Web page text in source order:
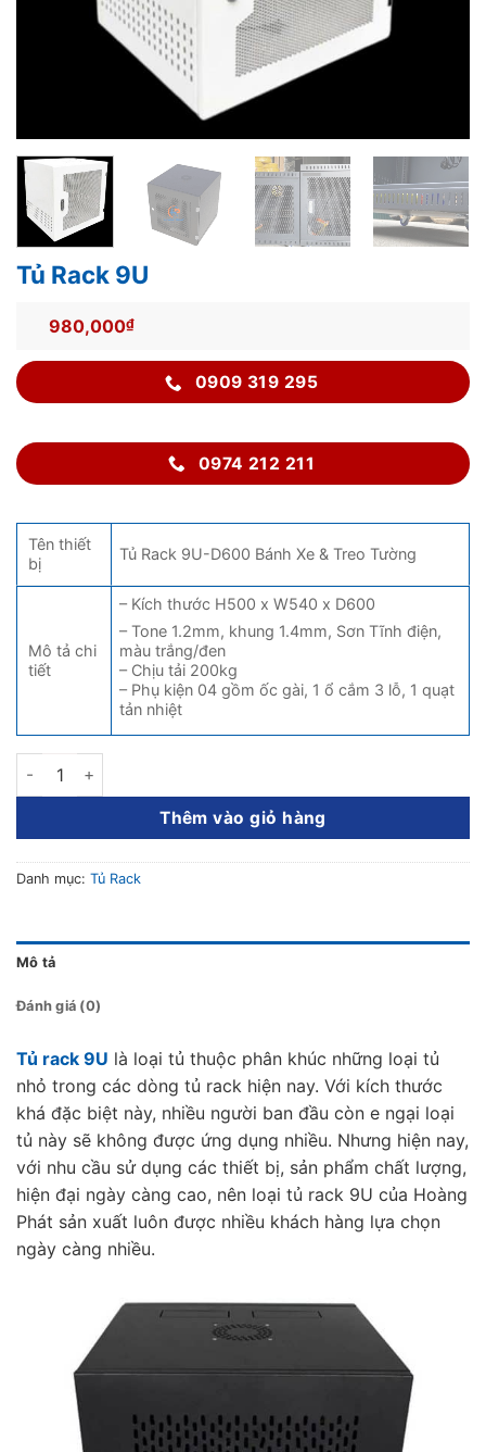
Tủ Rack 9U
980,000₫
0909 319 295
0974 212 211
Tên thiết
bị
Tủ Rack 9U-D600 Bánh Xe & Treo Tường
Mô tả chi
tiết
– Kích thước H500 x W540 x D600
– Tone 1.2mm, khung 1.4mm, Sơn Tĩnh điện,
màu trắng/đen
– Chịu tải 200kg
– Phụ kiện 04 gồm ốc gài, 1 ổ cắm 3 lỗ, 1 quạt
tản nhiệt
Tủ Rack 9U số lượng
Thêm vào giỏ hàng
Danh mục: Tủ Rack
Mô tả
Đánh giá (0)
Tủ rack 9U là loại tủ thuộc phân khúc những loại tủ
nhỏ trong các dòng tủ rack hiện nay. Với kích thước
khá đặc biệt này, nhiều người ban đầu còn e ngại loại
tủ này sẽ không được ứng dụng nhiều. Nhưng hiện nay,
với nhu cầu sử dụng các thiết bị, sản phẩm chất lượng,
hiện đại ngày càng cao, nên loại tủ rack 9U của Hoàng
Phát sản xuất luôn được nhiều khách hàng lựa chọn
ngày càng nhiều.